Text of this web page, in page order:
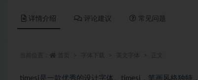
详情介绍 评论建议 常见问题
timesi是一款优秀的设计字体。timesi，笔画风格独特